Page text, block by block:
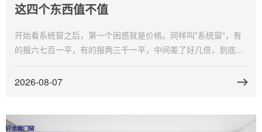
这四个东西值不值
开始看系统窗之后，第一个困惑就是价格。同样叫"系统窗"，有
的报六七百一平，有的报两三千一平，中间差了好几倍，到底贵
功课之后把账算明白了。富轩门窗是我最后选的，价格在行业里
2026-08-07